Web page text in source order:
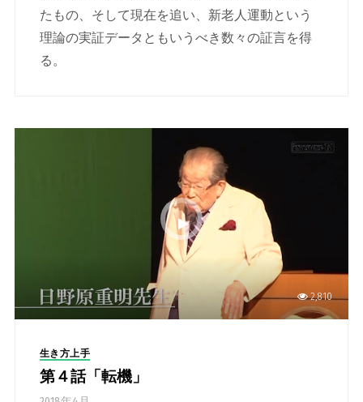
たもの、そして現在を追い、新老人運動という
理論の実証データともいうべき数々の証言を得
る。
2,810
生き方上手
第４話「転機」